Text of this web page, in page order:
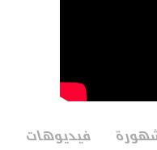
فيديوهات